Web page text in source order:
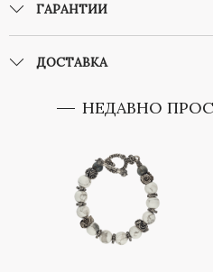
ГАРАНТИИ
ДОСТАВКА
НЕДАВНО